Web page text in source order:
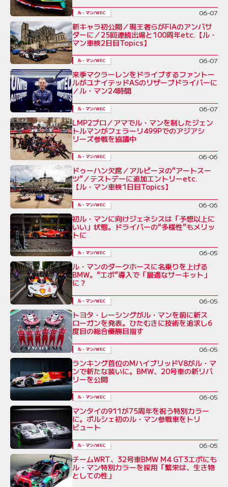
ル・マン/WEC 06-07
新キャラ初公開／現王者らがFIAのアンバサ
ダーに／25回連続出場と100周年etc.【ル・
マン車検2日目Topics】
ル・マン/WEC 06-07
来季マクラーレンをドライブするファントー
ルがユナイテッドASのリザーブドライバーに
／ル・マン24時間
ル・マン/WEC 06-07
LMP2プロ／アマでル・マンを制したジェン
トルマンがフェラーリ499Pでのアジアシ
リーズ参戦を協議中
ル・マン/WEC 06-06
ドゥーハン欠席／アルピーヌの“アートスー
ツ”／テストデーに追加エントリーetc.
【ル・マン車検1日目Topics】
ル・マン/WEC 06-06
初ル・マンに向けジェネシスは「予想以上に
いい」状態。ドライバーの“多様性”もメリッ
トに
ル・マン/WEC 06-05
ル・マンのダークホースに名乗りを上げる
BMW。“エボ”導入で「最適なサーキット」
に？
ル・マン/WEC 06-05
トヨタ・レーシングがル・マンを前に新ス
ローガンを発表。ひたむきに技術を追求し6
度目の総合優勝目指す
ル・マン/WEC 06-05
ランキング首位のMハイブリッドV8がル・マ
ンで新たな装いに。BMW、20号車の新リバ
リーを公開
ル・マン/WEC 06-05
マンタイの911が75周年を祝う特別カラー
に。ポルシェ初のル・マン参戦車をトリ
ビュート
ル・マン/WEC 06-05
チームWRT、32号車BMW M4 GT3エボにも
ル・マン特別カラーを採用「繁栄は、生き物
としての性」